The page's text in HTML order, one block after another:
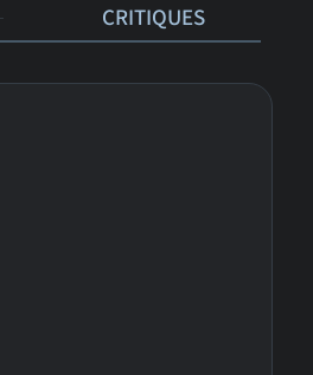
CRITIQUES